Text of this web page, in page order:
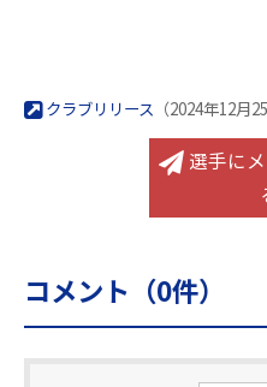
クラブリリース （2024年12月25
選手に
コメント（0件）